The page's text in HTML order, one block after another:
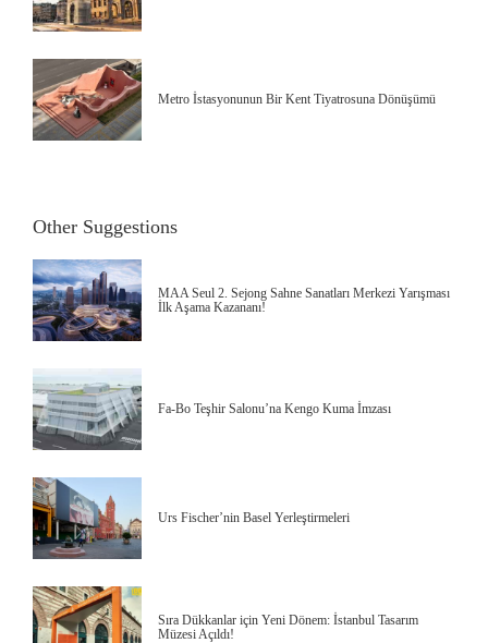
Metro İstasyonunun Bir Kent Tiyatrosuna Dönüşümü
Other Suggestions
MAA Seul 2. Sejong Sahne Sanatları Merkezi Yarışması
İlk Aşama Kazananı!
Fa-Bo Teşhir Salonu’na Kengo Kuma İmzası
Urs Fischer’nin Basel Yerleştirmeleri
Sıra Dükkanlar için Yeni Dönem: İstanbul Tasarım
Müzesi Açıldı!